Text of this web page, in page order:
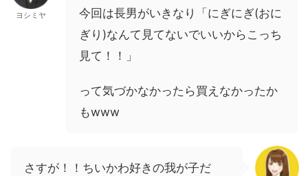
ヨシミヤ
今回は長男がいきなり「にぎにぎ(おに
ぎり)なんて見てないでいいからこっち
見て！！」
って気づかなかったら買えなかったか
もwww
さすが！！ちいかわ好きの我が子だ